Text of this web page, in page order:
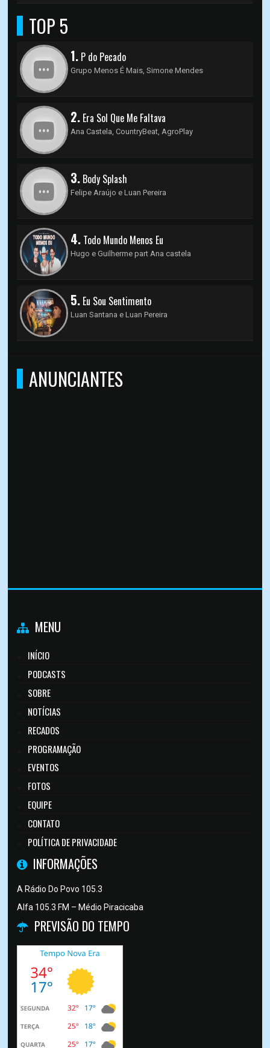
TOP 5
1. P do Pecado
Grupo Menos É Mais, Simone Mendes
2. Era Sol Que Me Faltava
Ana Castela, CountryBeat, AgroPlay
3. Body Splash
Felipe Araújo e ‪Luan Pereira
4. Todo Mundo Menos Eu
Hugo e Guilherme part Ana castela
5. Eu Sou Sentimento
Luan Santana e Luan Pereira
ANUNCIANTES
MENU
INÍCIO
PODCASTS
SOBRE
NOTÍCIAS
RECADOS
PROGRAMAÇÃO
EVENTOS
FOTOS
EQUIPE
CONTATO
POLÍTICA DE PRIVACIDADE
INFORMAÇÕES
A Rádio Do Povo 105.3
Alfa 105.3 FM – Médio Piracicaba
PREVISÃO DO TEMPO